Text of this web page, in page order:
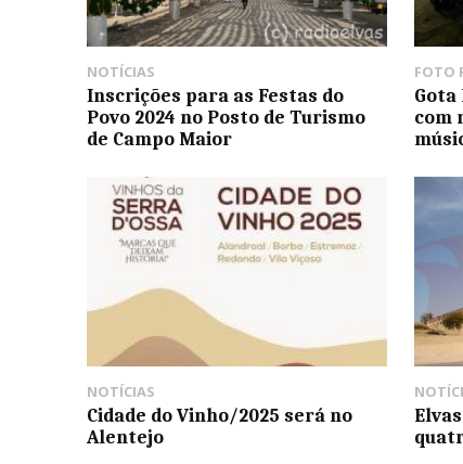
NOTÍCIAS
Inscrições para as Festas do
Povo 2024 no Posto de Turismo
de Campo Maior
FOTO
Gota
com
NOTÍCIAS
Cidade do Vinho/2025 será no
Alentejo